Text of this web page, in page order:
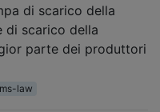
di scarico della
di scarico della
parte dei produttori
law